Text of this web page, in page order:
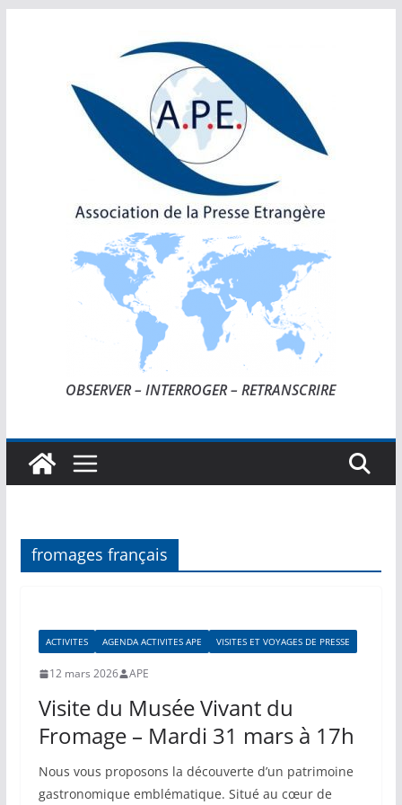
OBSERVER – INTERROGER – RETRANSCRIRE
fromages français
ACTIVITES AGENDA ACTIVITES APE VISITES ET VOYAGES DE PRESSE
12 mars 2026 APE
Visite du Musée Vivant du
Fromage – Mardi 31 mars à 17h
Nous vous proposons la découverte d’un patrimoine
gastronomique emblématique. Situé au cœur de